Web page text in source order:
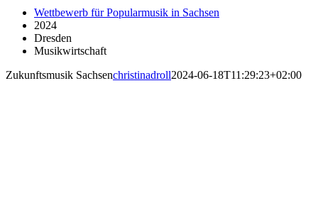
Wettbewerb für Popularmusik in Sachsen
2024
Dresden
Musikwirtschaft
Zukunftsmusik Sachsenchristinadroll2024-06-18T11:29:23+02:00